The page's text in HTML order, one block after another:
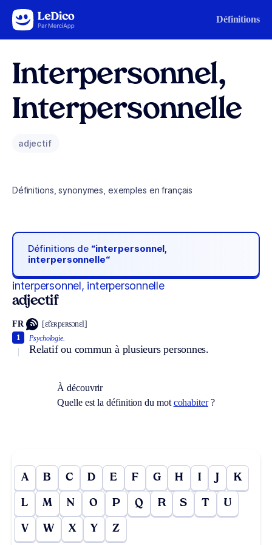
Aller au contenu Définitions
Interpersonnel,
Interpersonnelle
adjectif
Définitions, synonymes, exemples en français
Définitions de “interpersonnel,
interpersonnelle“
interpersonnel, interpersonnelle
adjectif
FR [ɛ̃tɛʀpɛʀsɔnɛl]
Psychologie.
Relatif ou commun à plusieurs personnes.
1
À découvrir
Quelle est la définition du mot cohabiter?
A B C D E F G H I J K
L M N O P Q R S T U
V W X Y Z